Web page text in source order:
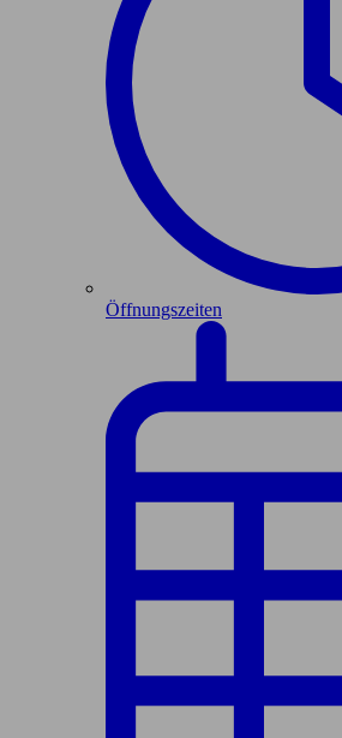
Öffnungszeiten